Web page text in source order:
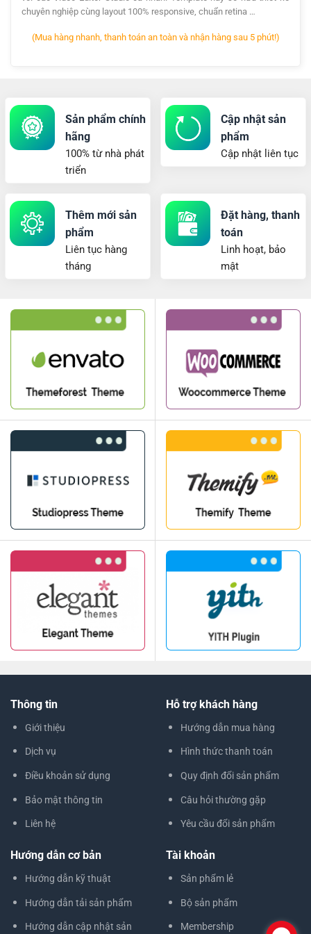
chuyên nghiệp cùng layout 100% responsive, chuẩn retina …
(Mua hàng nhanh, thanh toán an toàn và nhận hàng sau 5 phút!)
Sản phẩm chính
hãng
100% từ nhà phát
triển
Cập nhật sản
phẩm
Cập nhật liên tục
Thêm mới sản
phẩm
Liên tục hàng
tháng
Đặt hàng, thanh
toán
Linh hoạt, bảo
mật
Thông tin
Giới thiệu
Dịch vụ
Điều khoản sử dụng
Bảo mật thông tin
Liên hệ
Hỗ trợ khách hàng
Hướng dẫn mua hàng
Hình thức thanh toán
Quy định đổi sản phẩm
Câu hỏi thường gặp
Yêu cầu đổi sản phẩm
Hướng dẫn cơ bản
Hướng dẫn kỹ thuật
Hướng dẫn tải sản phẩm
Hướng dẫn cập nhật sản
Tài khoản
Sản phẩm lẻ
Bộ sản phẩm
Membership